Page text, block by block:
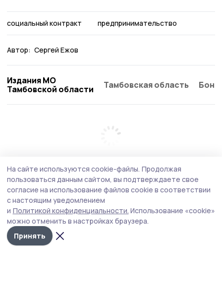
социальный контракт предпринимательство
Автор: Сергей Ежов
Издания МО
Тамбовской области
Тамбовская область
На сайте используются cookie-файлы. Продолжая
пользоваться данным сайтом, вы подтверждаете свое
согласие на использование файлов cookie в соответствии
с настоящим уведомлением
и Политикой конфиденциальности. Использование «cookie»
можно отменить в настройках браузера.
Принять